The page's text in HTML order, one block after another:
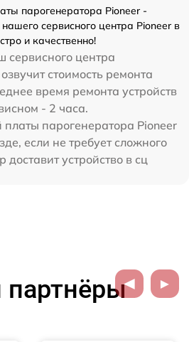
парогенератора Pioneer -
сервисного центра Pioneer в
и качественно!
сервисного центра
стоимость ремонта
время ремонта устройств
- 2 часа.
платы парогенератора Pioneer
если не требует сложного
устройство в сц